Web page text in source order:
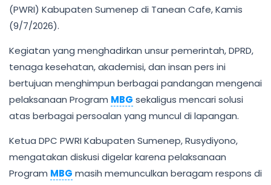
(PWRI) Kabupaten Sumenep di Tanean Cafe, Kamis
(9/7/2026).
Kegiatan yang menghadirkan unsur pemerintah, DPRD,
tenaga kesehatan, akademisi, dan insan pers ini
bertujuan menghimpun berbagai pandangan mengenai
pelaksanaan Program MBG sekaligus mencari solusi
atas berbagai persoalan yang muncul di lapangan.
Ketua DPC PWRI Kabupaten Sumenep, Rusydiyono,
mengatakan diskusi digelar karena pelaksanaan
Program MBG masih memunculkan beragam respons di